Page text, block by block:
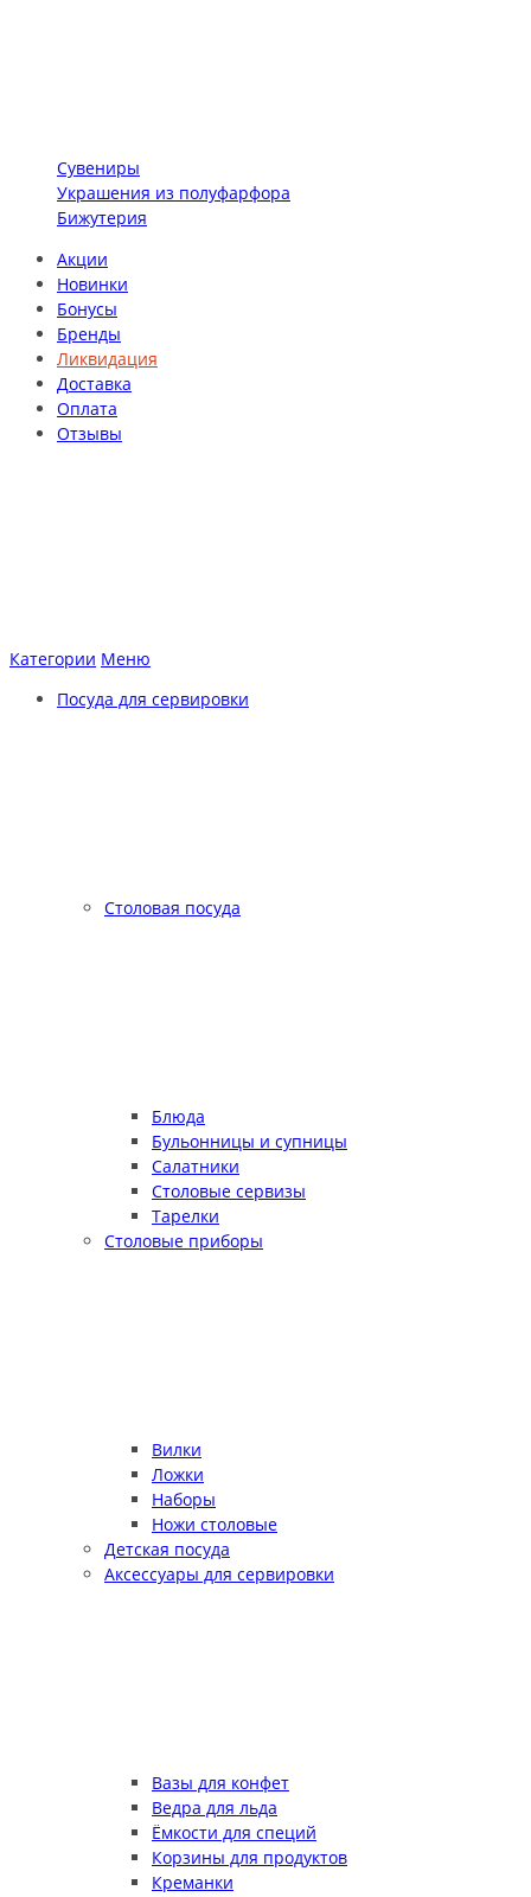
Сувениры
Украшения из полуфарфора
Бижутерия
Акции
Новинки
Бонусы
Бренды
Ликвидация
Доставка
Оплата
Отзывы
Категории Меню
Посуда для сервировки
Столовая посуда
Блюда
Бульонницы и супницы
Салатники
Столовые сервизы
Тарелки
Столовые приборы
Вилки
Ложки
Наборы
Ножи столовые
Детская посуда
Аксессуары для сервировки
Вазы для конфет
Ведра для льда
Ёмкости для специй
Корзины для продуктов
Креманки